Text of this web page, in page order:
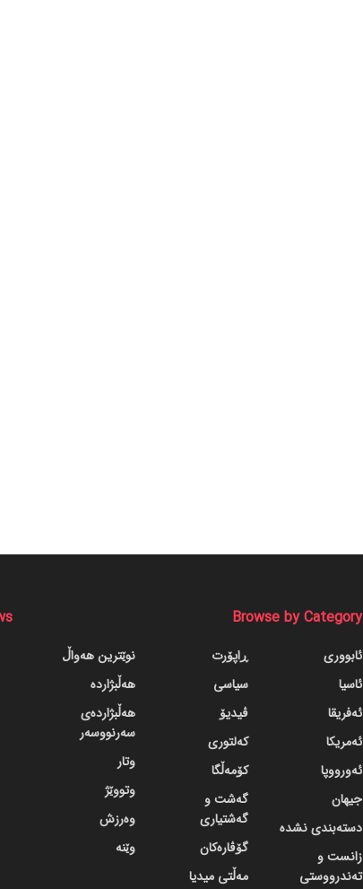
Browse by Category
ئابووری
ئاسیا
ئەفریقا
ئەمریکا
ئەورووپا
جیهان
دسته‌بندی نشده
زانست و
تەندرووستی
ڕاپۆرت
سیاسی
ڤیدیۆ
کەلتوری
کۆمەڵگا
گه‌شت و
گه‌شتیاری
گۆڤاره‌کان
مەڵتی میدیا
نوێترین هەواڵ
هەڵبژاردە
هەڵبژاردەی
سەرنووسەر
وتار
وتووێژ
وەرزش
وێنە